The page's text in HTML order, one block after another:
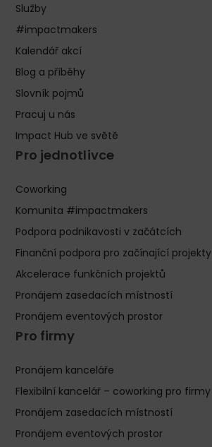
Služby
#impactmakers
Kalendář akcí
Blog a příběhy
Slovník pojmů
Pracuj u nás
Impact Hub ve světě
Pro jednotlivce
Coworking
Komunita #impactmakers
Podpora podnikavosti v začátcích
Finanční podpora pro začínající projekty
Akcelerace funkčních projektů
Pronájem zasedacích místností
Pronájem eventových prostor
Pro firmy
Pronájem kanceláře
Flexibilní kancelář – coworking pro firmy
Pronájem zasedacích místností
Pronájem eventových prostor